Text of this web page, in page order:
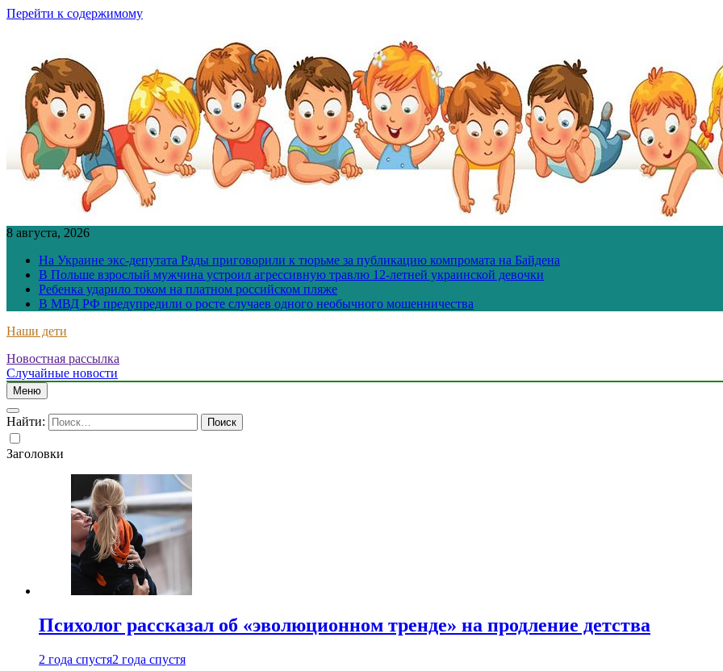
Перейти к содержимому
8 августа, 2026
На Украине экс-депутата Рады приговорили к тюрьме за публикацию компромата на Байдена
В Польше взрослый мужчина устроил агрессивную травлю 12-летней украинской девочки
Ребенка ударило током на платном российском пляже
В МВД РФ предупредили о росте случаев одного необычного мошенничества
Наши дети
Новостная рассылка
Случайные новости
Меню
Найти:
Заголовки
Психолог рассказал об «эволюционном тренде» на продление детства
2 года спустя2 года спустя